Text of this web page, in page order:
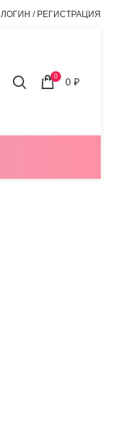
ЛОГИН / РЕГИСТРАЦИЯ
0 0₽